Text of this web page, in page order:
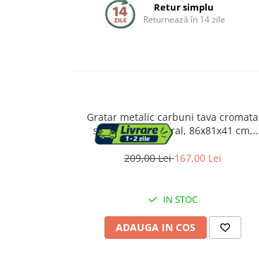
Retur simplu
Returnează în 14 zile
Gratar metalic carbuni tava cromata
spita rotisor lateral, 86x81x41 cm,
reglare 4 niveluri, negru
209,00 Lei167,00 Lei
IN STOC
ADAUGA IN COS